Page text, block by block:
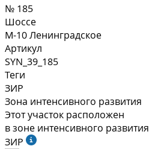
№ 185
Шоссе
М-10 Ленинградское
Артикул
SYN_39_185
Теги
ЗИР
Зона интенсивного развития
Этот участок расположен
в зоне интенсивного развития
ЗИР